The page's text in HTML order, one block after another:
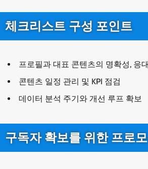
체크리스트 구성 포인트
프로필과 대표 콘텐츠의 명확성, 응
콘텐츠 일정 관리 및 KPI 점검
데이터 분석 주기와 개선 루프 확보
구독자 확보를 위한 프로